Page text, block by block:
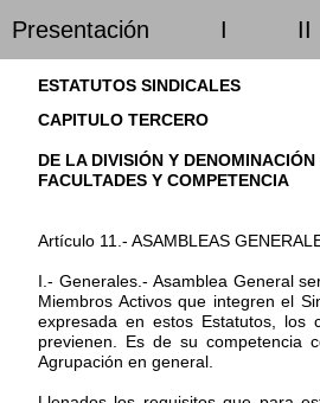
I II
Presentación
ESTATUTOS SINDICALES
CAPITULO TERCERO
DE LA DIVISIÓN Y
FACULTADES Y COMPETENCIA
Artículo 11.- ASAMBLEAS
I.- Generales.- Asamblea General
Miembros Activos que integren el
expresada en estos Estatutos, los
previenen. Es de su competencia
Agrupación en general.